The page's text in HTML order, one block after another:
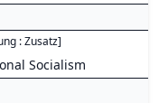
: Zusatz]
Socialism